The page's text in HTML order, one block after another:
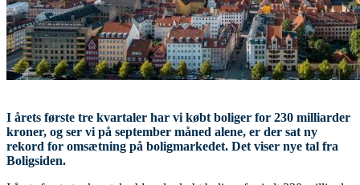
I årets første tre kvartaler har vi købt boliger for 230 milliarder
kroner, og ser vi på september måned alene, er der sat ny
rekord for omsætning på boligmarkedet. Det viser nye tal fra
Boligsiden.